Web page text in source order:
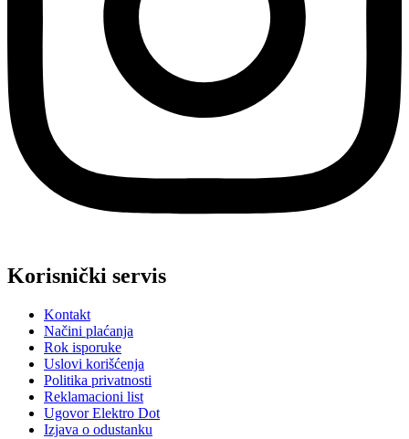
Korisnički servis
Kontakt
Načini plaćanja
Rok isporuke
Uslovi korišćenja
Politika privatnosti
Reklamacioni list
Ugovor Elektro Dot
Izjava o odustanku